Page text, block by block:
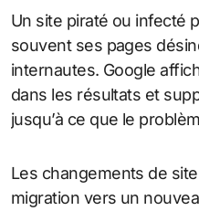
Un site piraté ou infecté
souvent ses pages
internautes. Google
dans les résultats et
jusqu’à ce que le
Les changements de
migration vers un